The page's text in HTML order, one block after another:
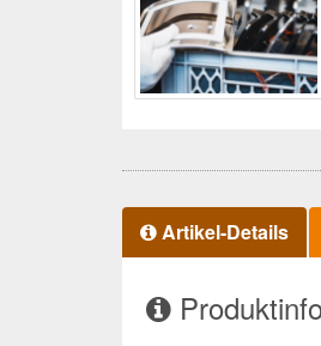
Artikel-Details